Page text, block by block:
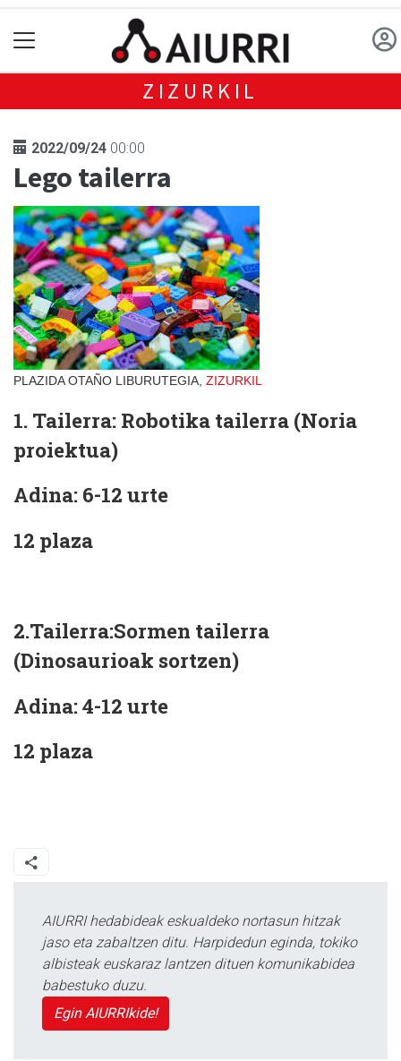
ZIZURKIL
2022/09/24 00:00
Lego tailerra
PLAZIDA OTAÑO LIBURUTEGIA, ZIZURKIL
1. Tailerra: Robotika tailerra (Noria
proiektua)
Adina: 6-12 urte
12 plaza
2.Tailerra:Sormen tailerra
(Dinosaurioak sortzen)
Adina: 4-12 urte
12 plaza
AIURRI hedabideak eskualdeko nortasun hitzak
jaso eta zabaltzen ditu. Harpidedun eginda, tokiko
albisteak euskaraz lantzen dituen komunikabidea
babestuko duzu.
Egin AIURRIkide!